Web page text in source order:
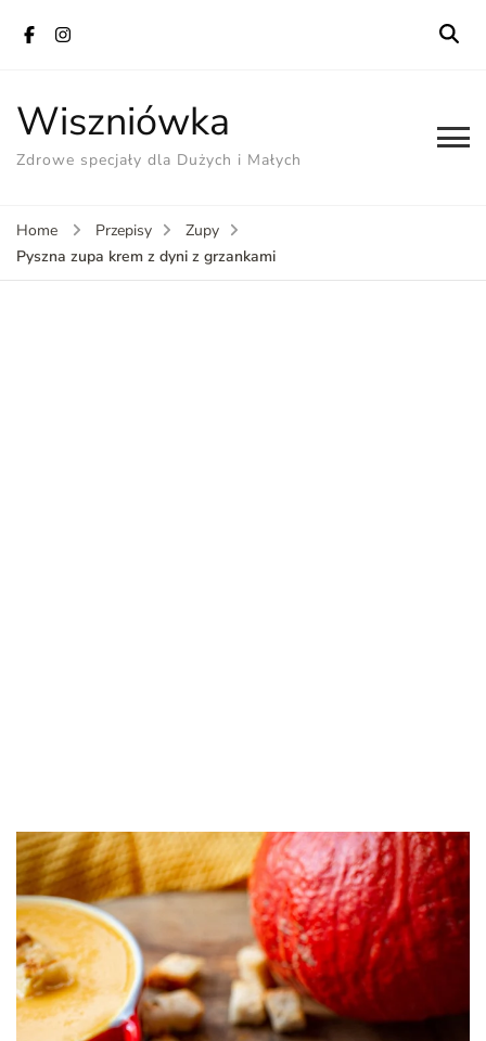
Wiszniówka
Zdrowe specjały dla Dużych i Małych
Home Przepisy
Zupy
Pyszna zupa krem z dyni z grzankami